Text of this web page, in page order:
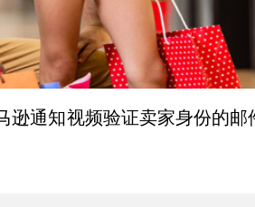
逊通知视频验证卖家身份的